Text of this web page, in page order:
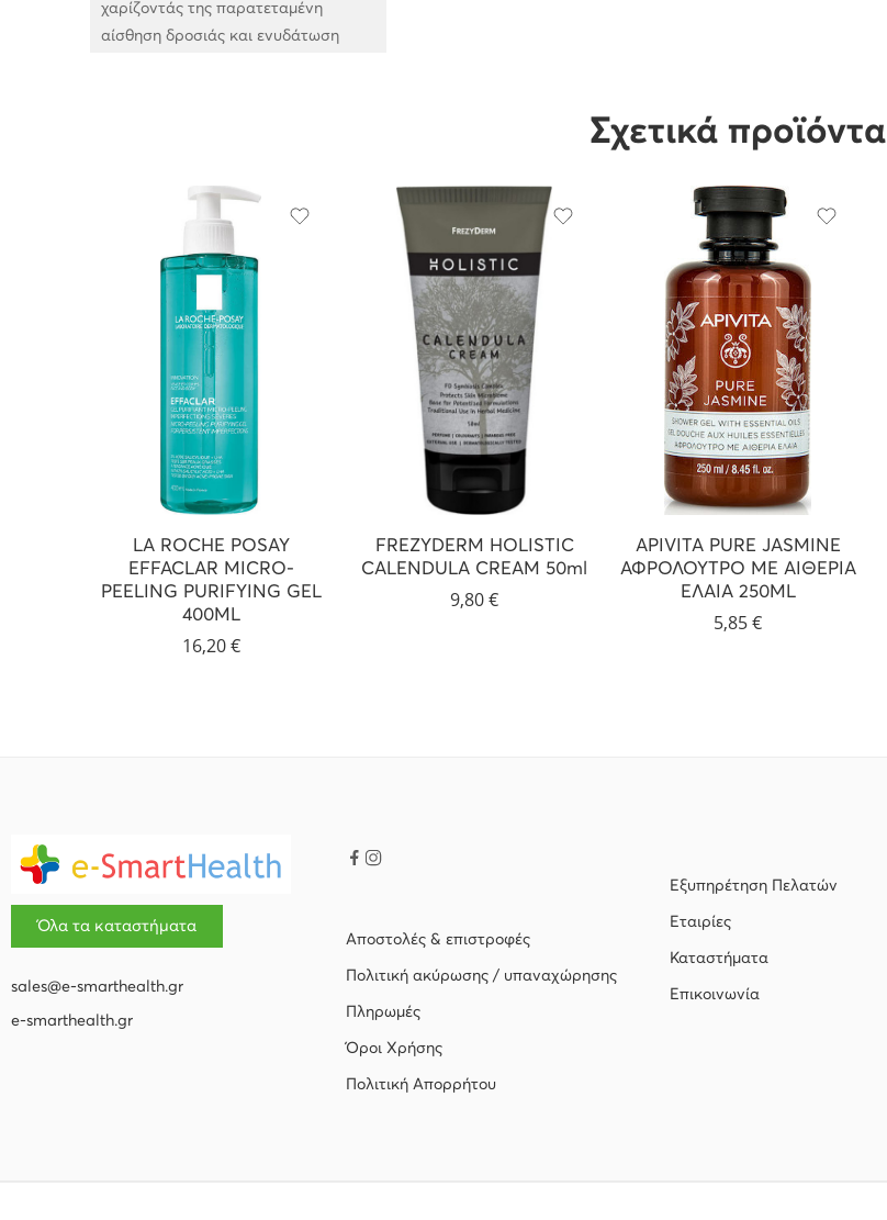
χαρίζοντάς της παρατεταμένη
αίσθηση δροσιάς και ενυδάτωση
Σχετικά προϊόντα
LA ROCHE POSAY
EFFACLAR MICRO-
PEELING PURIFYING GEL
400ML
16,20€
FREZYDERM HOLISTIC
CALENDULA CREAM 50ml
9,80€
APIVITA PURE JASMINE
ΑΦΡΟΛΟΥΤΡΟ ΜΕ ΑΙΘΕΡΙΑ
ΕΛΑΙΑ 250ML
5,85€
Όλα τα καταστήματα
sales@e-smarthealth.gr
e-smarthealth.gr
Αποστολές & επιστροφές
Πολιτική ακύρωσης / υπαναχώρησης
Πληρωμές
Όροι Χρήσης
Πολιτική Απορρήτου
Εξυπηρέτηση Πελατών
Εταιρίες
Καταστήματα
Επικοινωνία